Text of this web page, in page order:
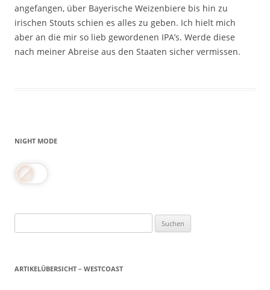
angefangen, über Bayerische Weizenbiere bis hin zu
irischen Stouts schien es alles zu geben. Ich hielt mich
aber an die mir so lieb gewordenen IPA’s. Werde diese
nach meiner Abreise aus den Staaten sicher vermissen.
NIGHT MODE
nach:
ARTIKELÜBERSICHT – WESTCOAST